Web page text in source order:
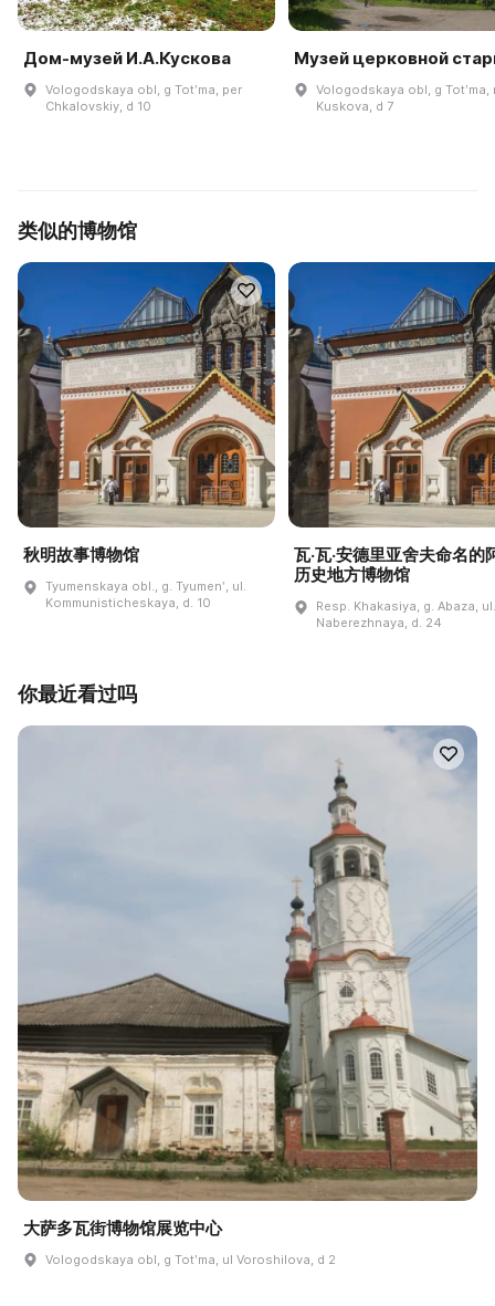
Дом-музей И.А.Кускова
Vologodskaya obl, g Totʹma, per
Chkalovskiy, d 10
Музей церковной
Vologodskaya obl, g Totʹma,
Kuskova, d 7
类似的博物馆
秋明故事博物馆
Tyumenskaya obl., g. Tyumenʹ, ul.
Kommunisticheskaya, d. 10
瓦·瓦·安德里亚舍夫命名的
历史地方博物馆
Resp. Khakasiya, g. Abaza, ul.
Naberezhnaya, d. 24
你最近看过吗
大萨多瓦街博物馆展览中心
Vologodskaya obl, g Totʹma, ul Voroshilova, d 2